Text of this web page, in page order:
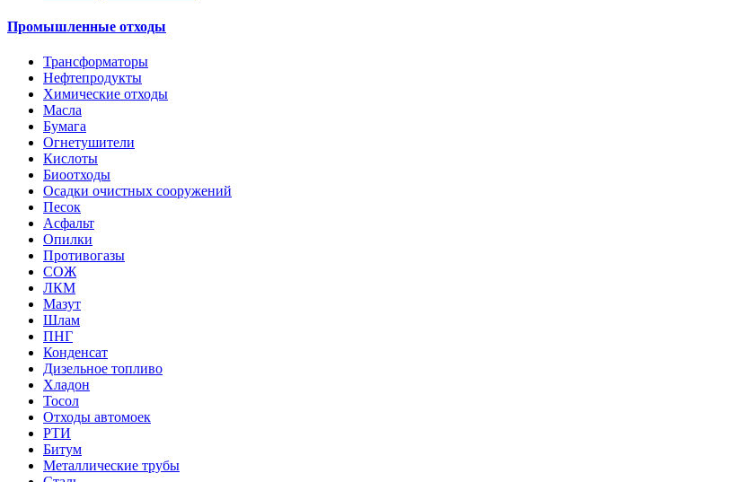
Промышленные отходы
Трансформаторы
Нефтепродукты
Химические отходы
Масла
Бумага
Огнетушители
Кислоты
Биоотходы
Осадки очистных сооружений
Песок
Асфальт
Опилки
Противогазы
СОЖ
ЛКМ
Мазут
Шлам
ПНГ
Конденсат
Дизельное топливо
Хладон
Тосол
Отходы автомоек
РТИ
Битум
Металлические трубы